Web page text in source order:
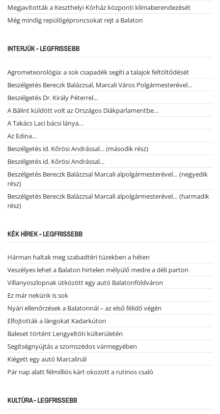
Megjavították a Keszthelyi Kórház központi klímaberendezését
Még mindig repülőgéproncsokat rejt a Balaton
INTERJÚK - LEGFRISSEBB
Agrometeorológia: a sok csapadék segíti a talajok feltöltődését
Beszélgetés Bereczk Balázzsal, Marcali Város Polgármesterével…
Beszélgetés Dr. Király Péterrel…
A Bálint küldött volt az Országos Diákparlamentbe…
A Takács Laci bácsi lánya…
Az Edina…
Beszélgetés id. Kőrösi Andrással… (második rész)
Beszélgetés id. Kőrösi Andrással…
Beszélgetés Bereczk Balázzsal Marcali alpolgármesterével… (negyedik
rész)
Beszélgetés Bereczk Balázzsal Marcali alpolgármesterével… (harmadik
rész)
KÉK HÍREK - LEGFRISSEBB
Hárman haltak meg szabadtéri tüzekben a héten
Veszélyes lehet a Balaton hirtelen mélyülő medre a déli parton
Villanyoszlopnak ütközött egy autó Balatonföldváron
Ez már nekünk is sok
Nyári ellenőrzések a Balatonnál – az első félidő végén
Elfojtották a lángokat Kadarkúton
Baleset történt Lengyeltóti külterületén
Segítségnyújtás a szomszédos vármegyében
Kiégett egy autó Marcalinál
Pár nap alatt félmilliós kárt okozott a rutinos csaló
KULTÚRA - LEGFRISSEBB